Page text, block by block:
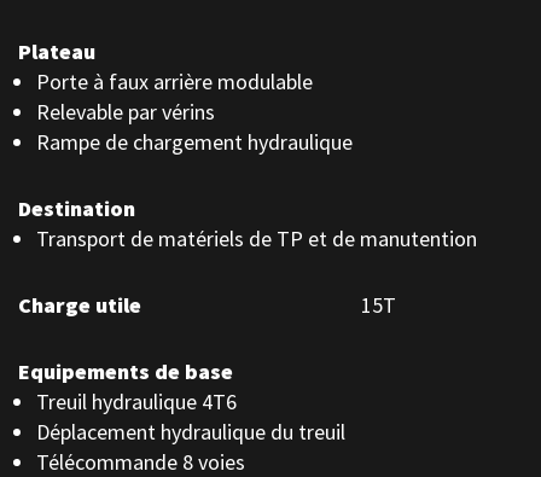
Plateau
Porte à faux arrière modulable
Relevable par vérins
Rampe de chargement hydraulique
Destination
Transport de matériels de TP et de manutention
Charge utile 15T
Equipements de base
Treuil hydraulique 4T6
Déplacement hydraulique du treuil
Télécommande 8 voies